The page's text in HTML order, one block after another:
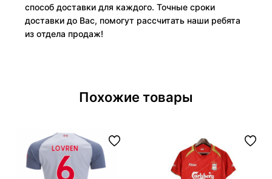
способ доставки для каждого. Точные сроки
доставки до Вас, помогут рассчитать наши ребята
из отдела продаж!
Похожие товары